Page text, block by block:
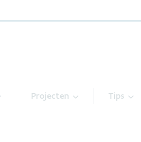
Projecten Tips